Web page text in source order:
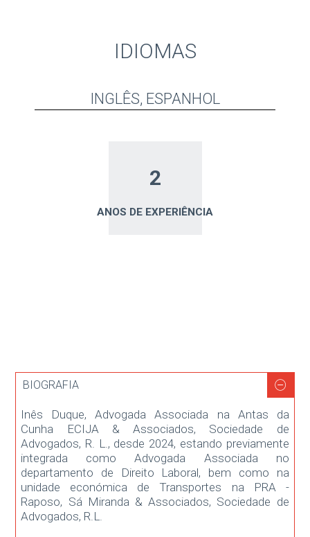
IDIOMAS
INGLÊS, ESPANHOL
2
ANOS DE EXPERIÊNCIA
BIOGRAFIA
Inês Duque, Advogada Associada na Antas da
Cunha ECIJA & Associados, Sociedade de
Advogados, R. L., desde 2024, estando previamente
integrada como Advogada Associada no
departamento de Direito Laboral, bem como na
unidade económica de Transportes na PRA -
Raposo, Sá Miranda & Associados, Sociedade de
Advogados, R.L.